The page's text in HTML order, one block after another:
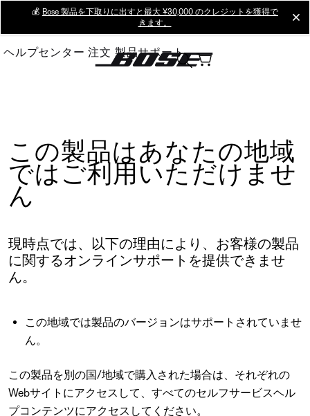
Main
💰 Bose 製品を下取りに出すと最大 ¥30,000 のクレジットを獲得で
きます。
ヘルプセンター 注文 製品サポート
この製品はあなたの地域
ではご利用いただけませ
ん
現時点では、以下の理由により、お客様の製品
に関するオンラインサポートを提供できませ
ん。
この地域では製品のバージョンはサポートされていませ
ん。
この製品を別の国/地域で購入された場合は、それぞれの
Webサイトにアクセスして、すべてのセルフサービスヘル
プコンテンツにアクセスしてください。